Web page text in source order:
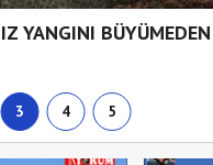
YANGINI
3 4 5